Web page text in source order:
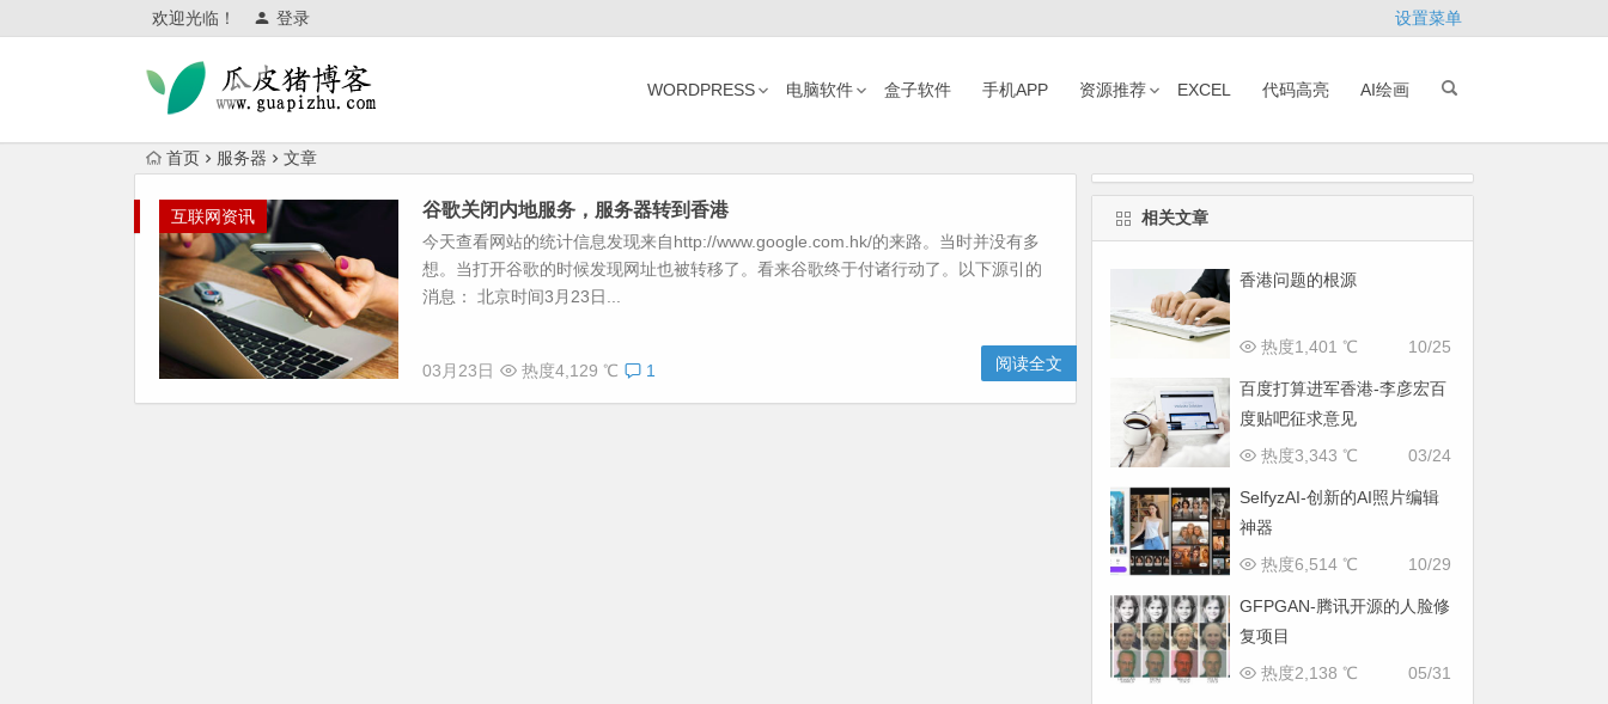
欢迎光临！ 登录 设置菜单
WORDPRESS 电脑软件 盒子软件 手机APP 资源推荐 EXCEL 代码高亮 AI绘画
首页 服务器 文章
互联网资讯 谷歌关闭内地服务，服务器转到香港
今天查看网站的统计信息发现来自http://www.google.com.hk/的来路。当时并没有多
想。当打开谷歌的时候发现网址也被转移了。看来谷歌终于付诸行动了。以下源引的
消息： 北京时间3月23日...
03月23日 热度4,129 ℃ 1 阅读全文
相关文章
香港问题的根源
10/25
热度1,401 ℃
百度打算进军香港-李彦宏百
度贴吧征求意见
03/24
热度3,343 ℃
SelfyzAI-创新的AI照片编辑
神器
10/29
热度6,514 ℃
GFPGAN-腾讯开源的人脸修
复项目
05/31
热度2,138 ℃